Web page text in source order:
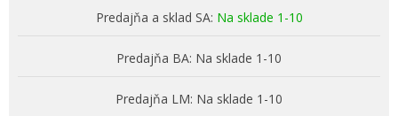
Predajňa a sklad SA: Na sklade 1-10
Predajňa BA: Na sklade 1-10
Predajňa LM: Na sklade 1-10